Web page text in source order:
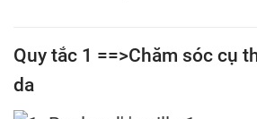
Quy tắc 1 ==>Chăm sóc cụ
da